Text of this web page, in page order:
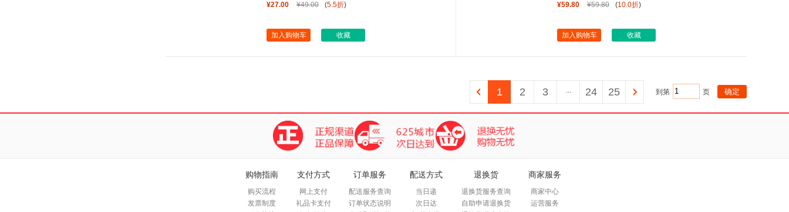
¥27.00
¥49.00 (5.5折)
加入购物车 收藏
¥59.80
¥59.80 (10.0折)
加入购物车 收藏
1 2 3 ... 24 25 到第 页
购物指南
购买流程
发票制度
支付方式
网上支付
礼品卡支付
订单服务
配送服务查询
订单状态说明
配送方式
当日递
次日达
退换货
退换货服务查询
自助申请退换货
商家服务
商家中心
运营服务